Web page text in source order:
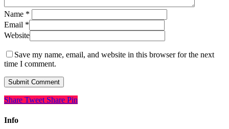
Name *
Email *
Website
Save my name, email, and website in this browser for the next
time I comment.
Share Tweet Share Pin
Info